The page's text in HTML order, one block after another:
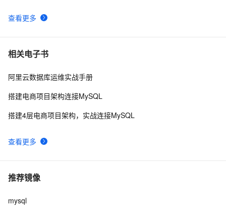
查看更多
相关电子书
查看更多
阿里云数据库运维实战手册
搭建电商项目架构连接MySQL
搭建4层电商项目架构，实战连接MySQL
推荐镜像
mysql